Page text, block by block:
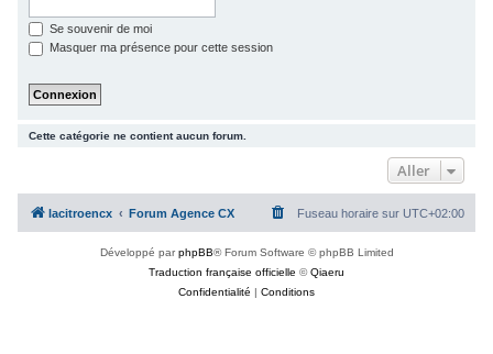
Se souvenir de moi
Masquer ma présence pour cette session
Cette catégorie ne contient aucun forum.
Aller
lacitroencx Forum Agence CX Fuseau horaire sur UTC+02:00
Développé parphpBB® Forum Software © phpBB Limited
Traduction française officielle ©Qiaeru
Confidentialité | Conditions